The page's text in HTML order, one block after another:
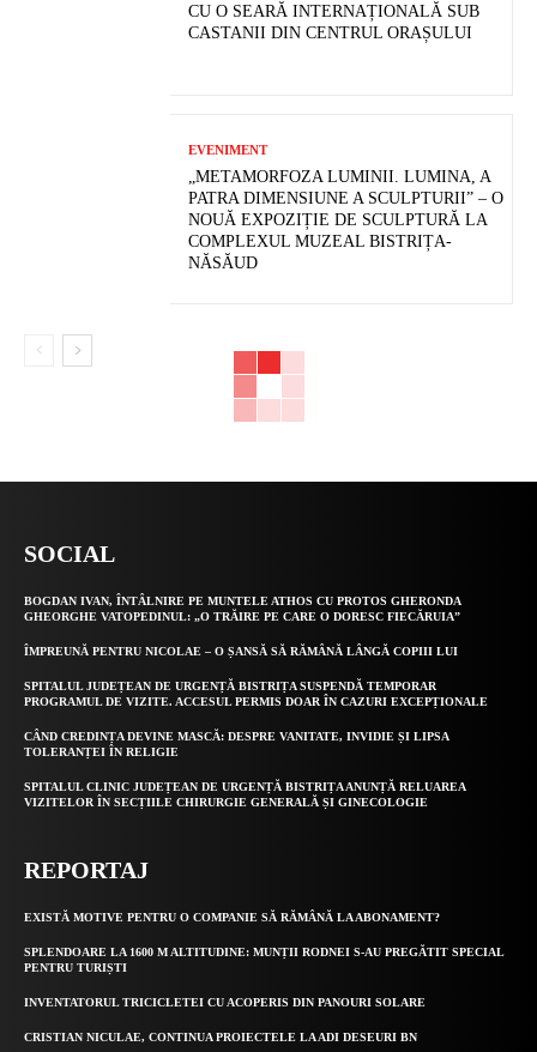
CU O SEARĂ INTERNAȚIONALĂ SUB
CASTANII DIN CENTRUL ORAȘULUI
EVENIMENT
„METAMORFOZA LUMINII. LUMINA, A
PATRA DIMENSIUNE A SCULPTURII” – O
NOUĂ EXPOZIȚIE DE SCULPTURĂ LA
COMPLEXUL MUZEAL BISTRIȚA-
NĂSĂUD
SOCIAL
BOGDAN IVAN, ÎNTÂLNIRE PE MUNTELE ATHOS CU PROTOS GHERONDA
GHEORGHE VATOPEDINUL: „O TRĂIRE PE CARE O DORESC FIECĂRUIA”
ÎMPREUNĂ PENTRU NICOLAE – O ȘANSĂ SĂ RĂMÂNĂ LÂNGĂ COPIII LUI
SPITALUL JUDEȚEAN DE URGENȚĂ BISTRIȚA SUSPENDĂ TEMPORAR
PROGRAMUL DE VIZITE. ACCESUL PERMIS DOAR ÎN CAZURI EXCEPȚIONALE
CÂND CREDINȚA DEVINE MASCĂ: DESPRE VANITATE, INVIDIE ȘI LIPSA
TOLERANȚEI ÎN RELIGIE
SPITALUL CLINIC JUDEȚEAN DE URGENȚĂ BISTRIȚA ANUNȚĂ RELUAREA
VIZITELOR ÎN SECȚIILE CHIRURGIE GENERALĂ ȘI GINECOLOGIE
REPORTAJ
EXISTĂ MOTIVE PENTRU O COMPANIE SĂ RĂMÂNĂ LA ABONAMENT?
SPLENDOARE LA 1600 M ALTITUDINE: MUNȚII RODNEI S-AU PREGĂTIT SPECIAL
PENTRU TURIȘTI
INVENTATORUL TRICICLETEI CU ACOPERIS DIN PANOURI SOLARE
CRISTIAN NICULAE, CONTINUA PROIECTELE LA ADI DESEURI BN